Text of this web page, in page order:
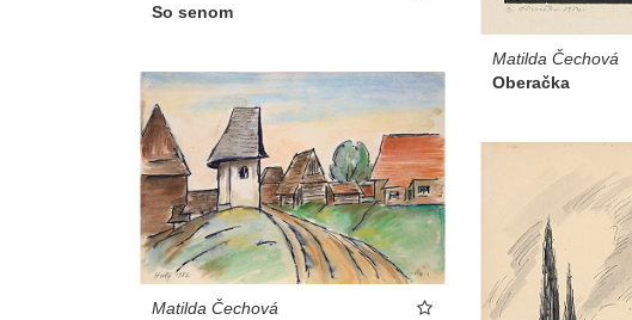
So senom
Matilda Čechová
Oberačka
Matilda Čechová